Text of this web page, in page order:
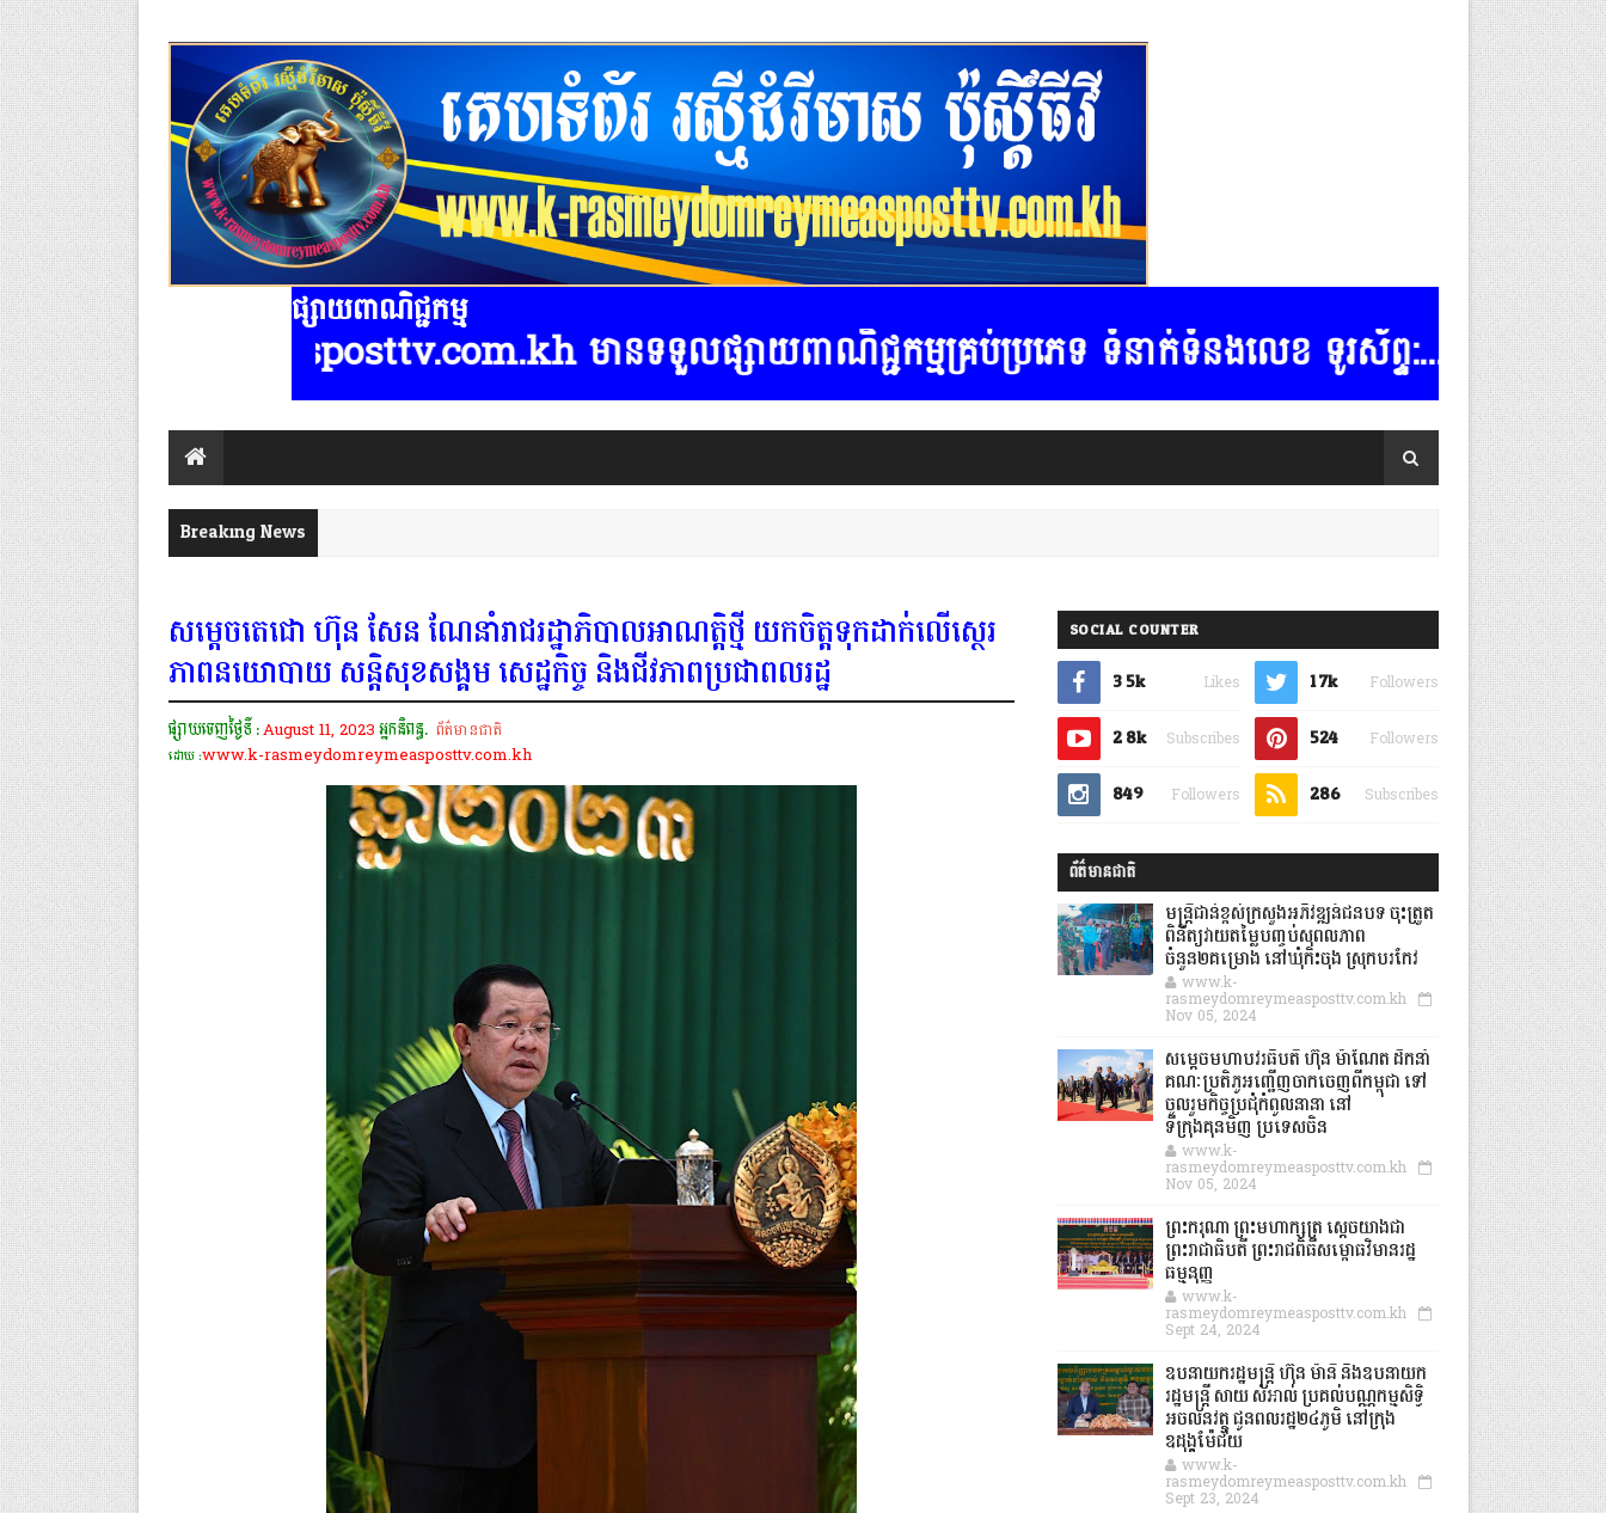
ផ្សាយពាណិជ្ជកម្ម
មានទទួលផ្សាយពាណិជ្ជកម្មគ្រប់ប្រភេទ ទំនាក់ទំនងលេខ ទូរស័ព្ទ:.......
Breaking News
សម្តេចតេជោ ហ៊ុន សែន ណែនាំរាជរដ្ឋាភិបាលអាណត្តិថ្មី យកចិត្តទុកដាក់លើស្ថេរ
ភាពនយោបាយ សន្តិសុខសង្គម សេដ្ឋកិច្ច និងជីវភាពប្រជាពលរដ្ឋ
ផ្សាយចេញថ្ងៃទី :August 11, 2023អ្នកនិពន្ធ. ព័ត៌មានជាតិ
ដោយ :www.k-rasmeydomreymeasposttv.com.kh
SOCIAL COUNTER
3.5k Likes 1.7k Followers
2.8k Subscribes 524 Followers
849 Followers 286 Subscribes
ព័ត៌មានជាតិ
មន្ត្រីជាន់ខ្ពស់ក្រសួងអភិវឌ្ឍន៍ជនបទ ចុះត្រួត
ពិនិត្យវាយតម្លៃបញ្ចប់សុពលភាព
ចំនួន២គម្រោង នៅឃុំកិះចុង ស្រុកបរកែវ
www.k-
rasmeydomreymeasposttv.com.kh
Nov 05, 2024
សម្តេចមហាបវរធិបតី ហ៊ុន ម៉ាណែត ដឹកនាំ
គណៈប្រតិភូអញ្ជើញចាកចេញពីកម្ពុជា ទៅ
ចូលរួមកិច្ចប្រជុំកំពូលនានា នៅ
ទីក្រុងគុនមិញ ប្រទេសចិន
www.k-
rasmeydomreymeasposttv.com.kh
Nov 05, 2024
ព្រះករុណា ព្រះមហាក្សត្រ ស្តេចយាងជា
ព្រះរាជាធិបតី ព្រះរាជពិធីសម្ពោធវិមានរដ្ឋ
ធម្មនុញ្ញ
www.k-
rasmeydomreymeasposttv.com.kh
Sept 24, 2024
ឧបនាយករដ្ឋមន្ដ្រី ហ៊ុន ម៉ានី និងឧបនាយក
រដ្ឋមន្ដ្រី សាយ សំអាល់ ប្រគល់បណ្ណកម្មសិទ្ធិ
អចលនវត្ថុ ជូនពលរដ្ឋ២៤ភូមិ នៅក្រុង
ឧដុង្គម៉ែជ័យ
www.k-
rasmeydomreymeasposttv.com.kh
Sept 23, 2024